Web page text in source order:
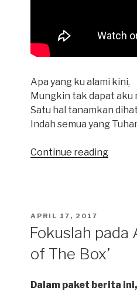
Apa yang ku alami kini,
Mungkin tak dapat aku
Satu hal tanamkan
Indah semua yang
Continue reading“Apa
POSTED
APRIL 17, 2017
Fokuslah pada
of The Box’
Dalam paket berita